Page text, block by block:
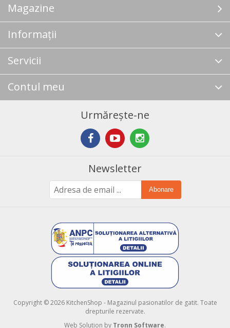
Magazine
Informații
Servicii
Contul meu
Urmărește-ne
Newsletter
Abonare
Copyright © 2026 KitchenShop - Magazinul pasionatilor de gatit. Toate
drepturile rezervate.
Web Solution by Tronn Software.